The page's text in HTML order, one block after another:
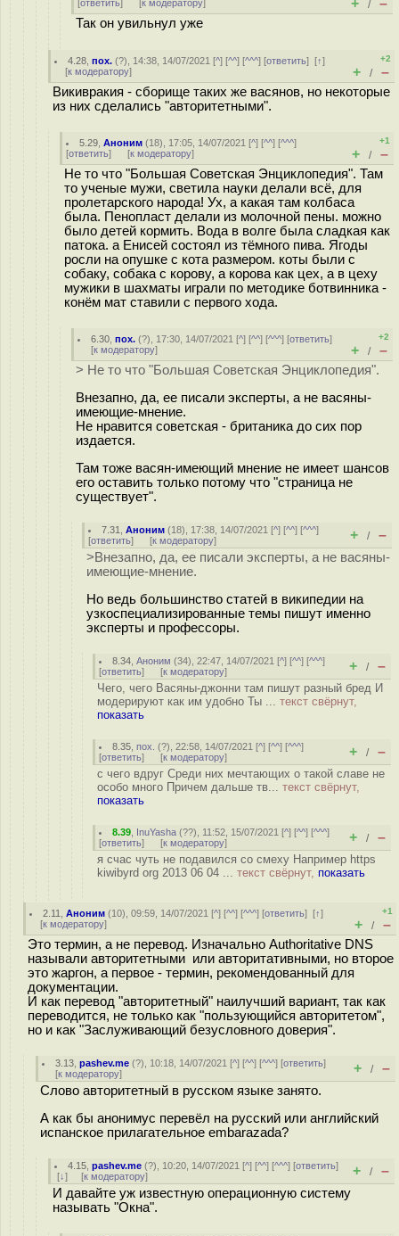
ответить к модератору + / –
Так он увильнул уже
4.28 ,пох. (?), 14:38, 14/07/2021 [^] [^^] [^^^] [ответить][↑]
[к модератору]
+2
+ / –
Викивракия - сборище таких же васянов, но некоторые
из них сделались "авторитетными".
5.29 ,Аноним (18), 17:05, 14/07/2021 [^] [^^] [^^^]
[ответить] [к модератору]
+1
+ / –
Не то что "Большая Советская Энциклопедия". Там
то ученые мужи, светила науки делали всё, для
пролетарского народа! Ух, а какая там колбаса
была. Пенопласт делали из молочной пены. можно
было детей кормить. Вода в волге была сладкая как
патока. а Енисей состоял из тёмного пива. Ягоды
росли на опушке с кота размером. коты были с
собаку, собака с корову, а корова как цех, а в цеху
мужики в шахматы играли по методике ботвинника -
конём мат ставили с первого хода.
6.30 ,пох. (?), 17:30, 14/07/2021 [^] [^^] [^^^] [ответить]
[к модератору]
+2
+ / –
> Не то что "Большая Советская Энциклопедия".
Внезапно, да, ее писали эксперты, а не васяны-
имеющие-мнение.
Не нравится советская - британика до сих пор
издается.
Там тоже васян-имеющий мнение не имеет шансов
его оставить только потому что "страница не
существует".
7.31 ,Аноним (18), 17:38, 14/07/2021 [^] [^^] [^^^]
[ответить] [к модератору] + / –
>Внезапно, да, ее писали эксперты, а не васяны-
имеющие-мнение.
Но ведь большинство статей в википедии на
узкоспециализированные темы пишут именно
эксперты и профессоры.
8.34 ,Аноним (34), 22:47, 14/07/2021 [^] [^^] [^^^]
[ответить] [к модератору] + / –
Чего, чего Васяны-джонни там пишут разный бред И
модерируют как им удобно Ты ... текст свёрнут,
показать
8.35 ,пох. (?), 22:58, 14/07/2021 [^] [^^] [^^^]
[ответить] [к модератору] + / –
с чего вдруг Среди них мечтающих о такой славе не
особо много Причем дальше тв... текст свёрнут,
показать
8.39 InuYasha (??), 11:52, 15/07/2021 [^] [^^] [^^^]
[ответить] [к модератору] + / –
я счас чуть не подавился со смеху Например https
kiwibyrd org 2013 06 04 ... текст свёрнут, показать
2.11 ,Аноним (10), 09:59, 14/07/2021 [^] [^^] [^^^] [ответить][↑]
[к модератору]
+1
+ / –
Это термин, а не перевод. Изначально Authoritative DNS
называли авторитетными или авторитативными, но второе
это жаргон, а первое - термин, рекомендованный для
документации.
И как перевод "авторитетный" наилучший вариант, так как
переводится, не только как "пользующийся авторитетом",
но и как "Заслуживающий безусловного доверия".
3.13 ,pashev.me (?), 10:18, 14/07/2021 [^] [^^] [^^^] [ответить]
[к модератору] + / –
Слово авторитетный в русском языке занято.
А как бы анонимус перевёл на русский или английский
испанское прилагательное embarazada?
4.15 ,pashev.me (?), 10:20, 14/07/2021 [^] [^^] [^^^] [ответить]
[↓] [к модератору] + / –
И давайте уж известную операционную систему
называть "Окна".